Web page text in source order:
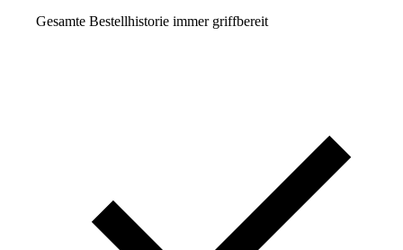
Gesamte Bestellhistorie immer griffbereit